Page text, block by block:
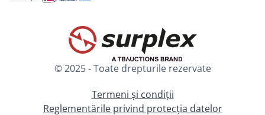
© 2025 - Toate drepturile rezervate
Termeni și condiții
Reglementările privind protecția datelor